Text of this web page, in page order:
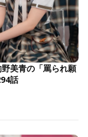
美青の「罵られ願
話